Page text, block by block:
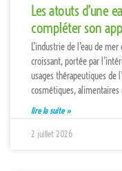
Les atouts d’une
compléter son
L’industrie de l’eau de
croissant, portée par
usages thérapeutiques de
cosmétiques, alimentaires
lire la suite »
2 juillet 2026